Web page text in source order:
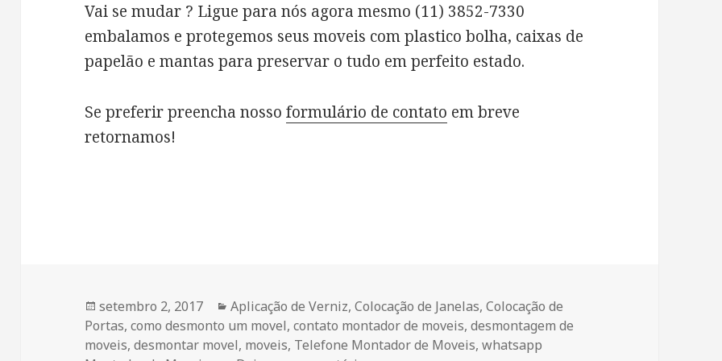
Vai se mudar ? Ligue para nós agora mesmo (11) 3852-7330
embalamos e protegemos seus moveis com plastico bolha, caixas de
papelão e mantas para preservar o tudo em perfeito estado.
Se preferir preencha nossoformulário de contato em breve
retornamos!
Publicado
em
setembro 2, 2017 Categorias
Aplicação de Verniz,Colocação de Janelas,Colocação de
Portas,como desmonto um movel,contato montador de moveis,desmontagem de
moveis,desmontar movel, moveis, Telefone Montador de Moveis,whatsapp